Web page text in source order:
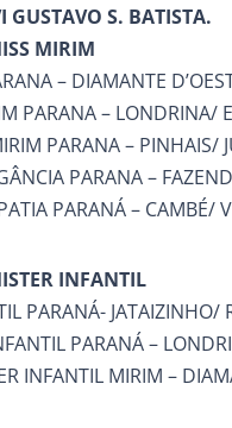
GUSTAVO S. BATISTA.
MIRIM
– DIAMANTE
PARANA – LONDRINA/
PARANA – PINHAIS/
PARANA –
PARANÁ – CAMBÉ/
INFANTIL
PARANÁ- JATAIZINHO/
PARANÁ –
INFANTIL MIRIM –